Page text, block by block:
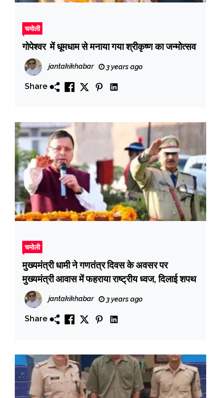
चमोली
गोपेश्वर में धूमधाम से मनाया गया श्रीकृष्ण का जन्मोत्सव
jantakikhabar 3 years ago
Share
चमोली
मुख्यमंत्री धामी ने गणतंत्र दिवस के अवसर पर
मुख्यमंत्री आवास में फहराया राष्ट्रीय ध्वज, दिलाई शपथ
jantakikhabar 3 years ago
Share